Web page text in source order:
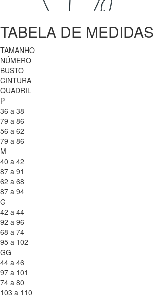
TABELA DE MEDIDAS
TAMANHO
NÚMERO
BUSTO
CINTURA
QUADRIL
P
36 a 38
79 a 86
56 a 62
79 a 86
M
40 a 42
87 a 91
62 a 68
87 a 94
G
42 a 44
92 a 96
68 a 74
95 a 102
GG
44 a 46
97 a 101
74 a 80
103 a 110